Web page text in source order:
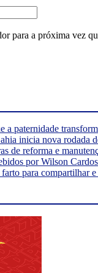
para a próxima vez
a paternidade
inicia nova rodada
de reforma e
por Wilson
para compartilhar